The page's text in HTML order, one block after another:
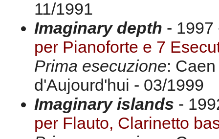
11/1991
Imaginary depth - 1997
per Pianoforte e 7
Prima esecuzione:
d'Aujourd'hui - 03/1999
Imaginary islands -
per Flauto, Clarinetto